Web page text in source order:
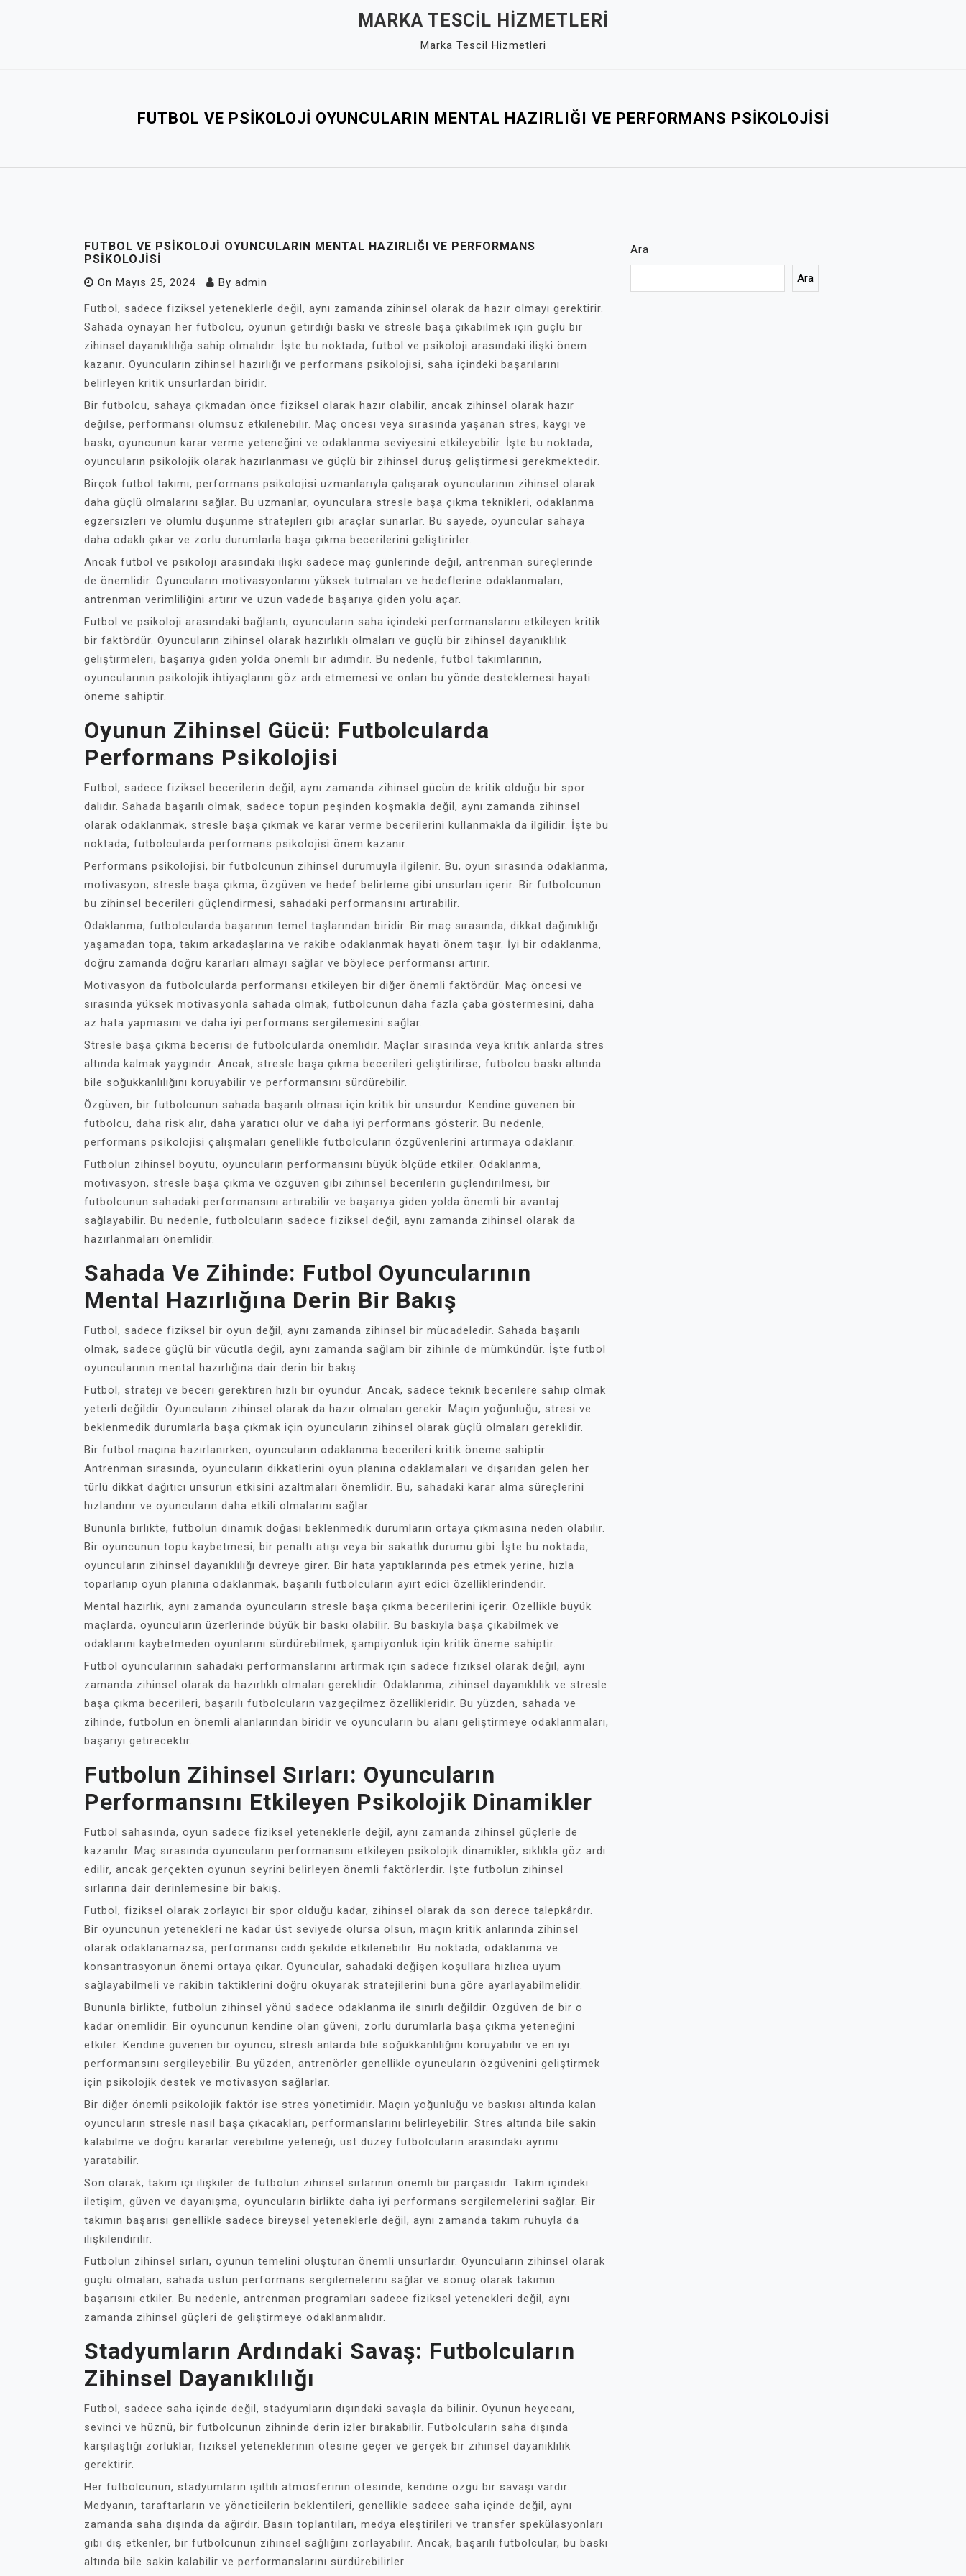
MARKA TESCIL HIZMETLERI
Marka Tescil Hizmetleri
FUTBOL VE PSIKOLOJI OYUNCULARIN MENTAL HAZIRLIĞI VE PERFORMANS PSIKOLOJISI
FUTBOL VE PSIKOLOJI OYUNCULARIN MENTAL HAZIRLIĞI VE PERFORMANS
PSIKOLOJISI
On Mayıs 25, 2024 By admin
Futbol, sadece fiziksel yeteneklerle değil, aynı zamanda zihinsel olarak da hazır olmayı gerektirir.
Sahada oynayan her futbolcu, oyunun getirdiği baskı ve stresle başa çıkabilmek için güçlü bir
zihinsel dayanıklılığa sahip olmalıdır. İşte bu noktada, futbol ve psikoloji arasındaki ilişki önem
kazanır. Oyuncuların zihinsel hazırlığı ve performans psikolojisi, saha içindeki başarılarını
belirleyen kritik unsurlardan biridir.
Bir futbolcu, sahaya çıkmadan önce fiziksel olarak hazır olabilir, ancak zihinsel olarak hazır
değilse, performansı olumsuz etkilenebilir. Maç öncesi veya sırasında yaşanan stres, kaygı ve
baskı, oyuncunun karar verme yeteneğini ve odaklanma seviyesini etkileyebilir. İşte bu noktada,
oyuncuların psikolojik olarak hazırlanması ve güçlü bir zihinsel duruş geliştirmesi gerekmektedir.
Birçok futbol takımı, performans psikolojisi uzmanlarıyla çalışarak oyuncularının zihinsel olarak
daha güçlü olmalarını sağlar. Bu uzmanlar, oyunculara stresle başa çıkma teknikleri, odaklanma
egzersizleri ve olumlu düşünme stratejileri gibi araçlar sunarlar. Bu sayede, oyuncular sahaya
daha odaklı çıkar ve zorlu durumlarla başa çıkma becerilerini geliştirirler.
Ancak futbol ve psikoloji arasındaki ilişki sadece maç günlerinde değil, antrenman süreçlerinde
de önemlidir. Oyuncuların motivasyonlarını yüksek tutmaları ve hedeflerine odaklanmaları,
antrenman verimliliğini artırır ve uzun vadede başarıya giden yolu açar.
Futbol ve psikoloji arasındaki bağlantı, oyuncuların saha içindeki performanslarını etkileyen kritik
bir faktördür. Oyuncuların zihinsel olarak hazırlıklı olmaları ve güçlü bir zihinsel dayanıklılık
geliştirmeleri, başarıya giden yolda önemli bir adımdır. Bu nedenle, futbol takımlarının,
oyuncularının psikolojik ihtiyaçlarını göz ardı etmemesi ve onları bu yönde desteklemesi hayati
öneme sahiptir.
Oyunun Zihinsel Gücü: Futbolcularda
Performans Psikolojisi
Futbol, sadece fiziksel becerilerin değil, aynı zamanda zihinsel gücün de kritik olduğu bir spor
dalıdır. Sahada başarılı olmak, sadece topun peşinden koşmakla değil, aynı zamanda zihinsel
olarak odaklanmak, stresle başa çıkmak ve karar verme becerilerini kullanmakla da ilgilidir. İşte bu
noktada, futbolcularda performans psikolojisi önem kazanır.
Performans psikolojisi, bir futbolcunun zihinsel durumuyla ilgilenir. Bu, oyun sırasında odaklanma,
motivasyon, stresle başa çıkma, özgüven ve hedef belirleme gibi unsurları içerir. Bir futbolcunun
bu zihinsel becerileri güçlendirmesi, sahadaki performansını artırabilir.
Odaklanma, futbolcularda başarının temel taşlarından biridir. Bir maç sırasında, dikkat dağınıklığı
yaşamadan topa, takım arkadaşlarına ve rakibe odaklanmak hayati önem taşır. İyi bir odaklanma,
doğru zamanda doğru kararları almayı sağlar ve böylece performansı artırır.
Motivasyon da futbolcularda performansı etkileyen bir diğer önemli faktördür. Maç öncesi ve
sırasında yüksek motivasyonla sahada olmak, futbolcunun daha fazla çaba göstermesini, daha
az hata yapmasını ve daha iyi performans sergilemesini sağlar.
Stresle başa çıkma becerisi de futbolcularda önemlidir. Maçlar sırasında veya kritik anlarda stres
altında kalmak yaygındır. Ancak, stresle başa çıkma becerileri geliştirilirse, futbolcu baskı altında
bile soğukkanlılığını koruyabilir ve performansını sürdürebilir.
Özgüven, bir futbolcunun sahada başarılı olması için kritik bir unsurdur. Kendine güvenen bir
futbolcu, daha risk alır, daha yaratıcı olur ve daha iyi performans gösterir. Bu nedenle,
performans psikolojisi çalışmaları genellikle futbolcuların özgüvenlerini artırmaya odaklanır.
Futbolun zihinsel boyutu, oyuncuların performansını büyük ölçüde etkiler. Odaklanma,
motivasyon, stresle başa çıkma ve özgüven gibi zihinsel becerilerin güçlendirilmesi, bir
futbolcunun sahadaki performansını artırabilir ve başarıya giden yolda önemli bir avantaj
sağlayabilir. Bu nedenle, futbolcuların sadece fiziksel değil, aynı zamanda zihinsel olarak da
hazırlanmaları önemlidir.
Sahada Ve Zihinde: Futbol Oyuncularının
Mental Hazırlığına Derin Bir Bakış
Futbol, sadece fiziksel bir oyun değil, aynı zamanda zihinsel bir mücadeledir. Sahada başarılı
olmak, sadece güçlü bir vücutla değil, aynı zamanda sağlam bir zihinle de mümkündür. İşte futbol
oyuncularının mental hazırlığına dair derin bir bakış.
Futbol, strateji ve beceri gerektiren hızlı bir oyundur. Ancak, sadece teknik becerilere sahip olmak
yeterli değildir. Oyuncuların zihinsel olarak da hazır olmaları gerekir. Maçın yoğunluğu, stresi ve
beklenmedik durumlarla başa çıkmak için oyuncuların zihinsel olarak güçlü olmaları gereklidir.
Bir futbol maçına hazırlanırken, oyuncuların odaklanma becerileri kritik öneme sahiptir.
Antrenman sırasında, oyuncuların dikkatlerini oyun planına odaklamaları ve dışarıdan gelen her
türlü dikkat dağıtıcı unsurun etkisini azaltmaları önemlidir. Bu, sahadaki karar alma süreçlerini
hızlandırır ve oyuncuların daha etkili olmalarını sağlar.
Bununla birlikte, futbolun dinamik doğası beklenmedik durumların ortaya çıkmasına neden olabilir.
Bir oyuncunun topu kaybetmesi, bir penaltı atışı veya bir sakatlık durumu gibi. İşte bu noktada,
oyuncuların zihinsel dayanıklılığı devreye girer. Bir hata yaptıklarında pes etmek yerine, hızla
toparlanıp oyun planına odaklanmak, başarılı futbolcuların ayırt edici özelliklerindendir.
Mental hazırlık, aynı zamanda oyuncuların stresle başa çıkma becerilerini içerir. Özellikle büyük
maçlarda, oyuncuların üzerlerinde büyük bir baskı olabilir. Bu baskıyla başa çıkabilmek ve
odaklarını kaybetmeden oyunlarını sürdürebilmek, şampiyonluk için kritik öneme sahiptir.
Futbol oyuncularının sahadaki performanslarını artırmak için sadece fiziksel olarak değil, aynı
zamanda zihinsel olarak da hazırlıklı olmaları gereklidir. Odaklanma, zihinsel dayanıklılık ve stresle
başa çıkma becerileri, başarılı futbolcuların vazgeçilmez özellikleridir. Bu yüzden, sahada ve
zihinde, futbolun en önemli alanlarından biridir ve oyuncuların bu alanı geliştirmeye odaklanmaları,
başarıyı getirecektir.
Futbolun Zihinsel Sırları: Oyuncuların
Performansını Etkileyen Psikolojik Dinamikler
Futbol sahasında, oyun sadece fiziksel yeteneklerle değil, aynı zamanda zihinsel güçlerle de
kazanılır. Maç sırasında oyuncuların performansını etkileyen psikolojik dinamikler, sıklıkla göz ardı
edilir, ancak gerçekten oyunun seyrini belirleyen önemli faktörlerdir. İşte futbolun zihinsel
sırlarına dair derinlemesine bir bakış.
Futbol, fiziksel olarak zorlayıcı bir spor olduğu kadar, zihinsel olarak da son derece talepkârdır.
Bir oyuncunun yetenekleri ne kadar üst seviyede olursa olsun, maçın kritik anlarında zihinsel
olarak odaklanamazsa, performansı ciddi şekilde etkilenebilir. Bu noktada, odaklanma ve
konsantrasyonun önemi ortaya çıkar. Oyuncular, sahadaki değişen koşullara hızlıca uyum
sağlayabilmeli ve rakibin taktiklerini doğru okuyarak stratejilerini buna göre ayarlayabilmelidir.
Bununla birlikte, futbolun zihinsel yönü sadece odaklanma ile sınırlı değildir. Özgüven de bir o
kadar önemlidir. Bir oyuncunun kendine olan güveni, zorlu durumlarla başa çıkma yeteneğini
etkiler. Kendine güvenen bir oyuncu, stresli anlarda bile soğukkanlılığını koruyabilir ve en iyi
performansını sergileyebilir. Bu yüzden, antrenörler genellikle oyuncuların özgüvenini geliştirmek
için psikolojik destek ve motivasyon sağlarlar.
Bir diğer önemli psikolojik faktör ise stres yönetimidir. Maçın yoğunluğu ve baskısı altında kalan
oyuncuların stresle nasıl başa çıkacakları, performanslarını belirleyebilir. Stres altında bile sakin
kalabilme ve doğru kararlar verebilme yeteneği, üst düzey futbolcuların arasındaki ayrımı
yaratabilir.
Son olarak, takım içi ilişkiler de futbolun zihinsel sırlarının önemli bir parçasıdır. Takım içindeki
iletişim, güven ve dayanışma, oyuncuların birlikte daha iyi performans sergilemelerini sağlar. Bir
takımın başarısı genellikle sadece bireysel yeteneklerle değil, aynı zamanda takım ruhuyla da
ilişkilendirilir.
Futbolun zihinsel sırları, oyunun temelini oluşturan önemli unsurlardır. Oyuncuların zihinsel olarak
güçlü olmaları, sahada üstün performans sergilemelerini sağlar ve sonuç olarak takımın
başarısını etkiler. Bu nedenle, antrenman programları sadece fiziksel yetenekleri değil, aynı
zamanda zihinsel güçleri de geliştirmeye odaklanmalıdır.
Stadyumların Ardındaki Savaş: Futbolcuların
Zihinsel Dayanıklılığı
Futbol, sadece saha içinde değil, stadyumların dışındaki savaşla da bilinir. Oyunun heyecanı,
sevinci ve hüznü, bir futbolcunun zihninde derin izler bırakabilir. Futbolcuların saha dışında
karşılaştığı zorluklar, fiziksel yeteneklerinin ötesine geçer ve gerçek bir zihinsel dayanıklılık
gerektirir.
Her futbolcunun, stadyumların ışıltılı atmosferinin ötesinde, kendine özgü bir savaşı vardır.
Medyanın, taraftarların ve yöneticilerin beklentileri, genellikle sadece saha içinde değil, aynı
zamanda saha dışında da ağırdır. Basın toplantıları, medya eleştirileri ve transfer spekülasyonları
gibi dış etkenler, bir futbolcunun zihinsel sağlığını zorlayabilir. Ancak, başarılı futbolcular, bu baskı
altında bile sakin kalabilir ve performanslarını sürdürebilirler.
Ara
Ara